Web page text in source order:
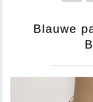
Blauwe